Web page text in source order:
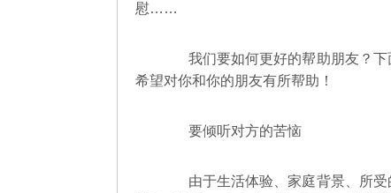
慰……
我们要如何更好的帮助朋友？下
希望对你和你的朋友有所帮助！
要倾听对方的苦恼
由于生活体验、家庭背景、所受